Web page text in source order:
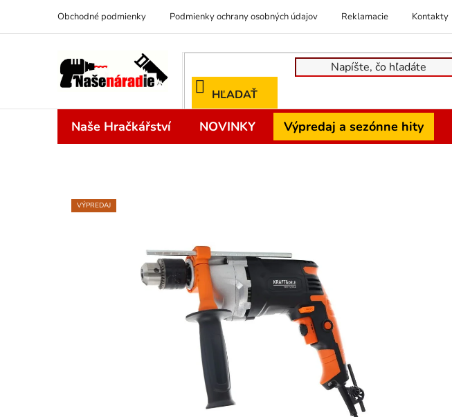
obsah
Obchodné podmienky Podmienky ochrany osobných údajov Reklamacie Kontakty
HĽADAŤ
Naše Hračkářství NOVINKY Výpredaj a sezónne hity
VÝPREDAJ